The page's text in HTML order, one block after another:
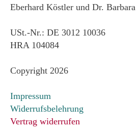
Eberhard Köstler und Dr. Barbara
USt.-Nr.: DE 3012 10036
HRA 104084
Copyright 2026
Impressum
Widerrufsbelehrung
Vertrag widerrufen